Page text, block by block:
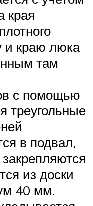
края
и краю люка
там
с помощью
треугольные
в подвал,
из доски
40 мм.